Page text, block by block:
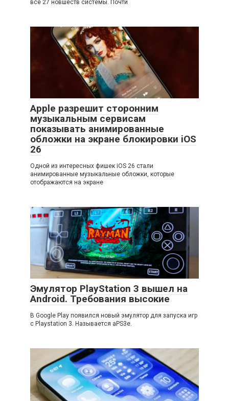
все 27 новшеств системы. Почти
Apple разрешит сторонним
музыкальным сервисам
показывать анимированные
обложки на экране блокировки iOS
26
Одной из интересных фишек iOS 26 стали
анимированные музыкальные обложки, которые
отображаются на экране
Эмулятор PlayStation 3 вышел на
Android. Требования высокие
В Google Play появился новый эмулятор для запуска игр
с Playstation 3. Называется aPS3e.